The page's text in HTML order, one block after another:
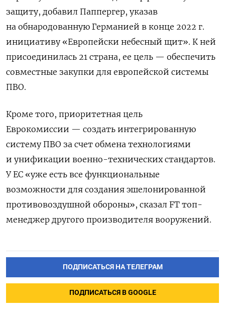
защиту, добавил Паппергер, указав
на обнародованную Германией в конце 2022 г.
инициативу «Европейски небесный щит». К ней
присоединилась 21 страна, ее цель — обеспечить
совместные закупки для европейской системы
ПВО.
Кроме того, приоритетная цель
Еврокомиссии — создать интегрированную
систему ПВО за счет обмена технологиями
и унификации военно-технических стандартов.
У ЕС «уже есть все функциональные
возможности для создания эшелонированной
противовоздушной обороны», сказал FT топ-
менеджер другого производителя вооружений.
ПОДПИСАТЬСЯ НА ТЕЛЕГРАМ
ПОДПИСАТЬСЯ В GOOGLE